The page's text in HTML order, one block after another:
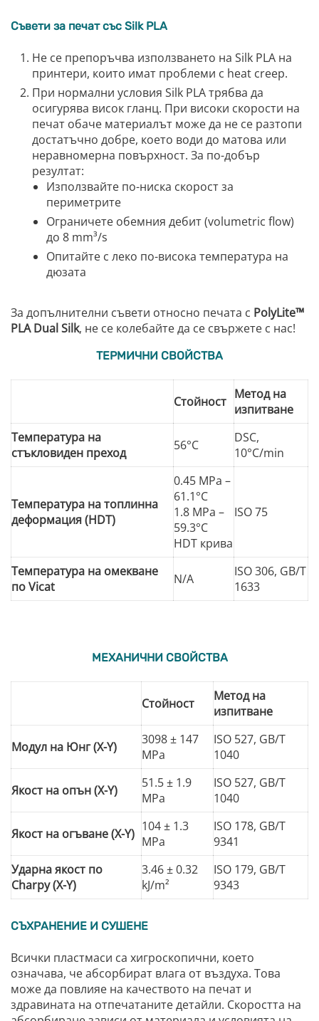
Съвети за печат със Silk PLA
Не се препоръчва използването на Silk PLA на
принтери, които имат проблеми с heat creep.
При нормални условия Silk PLA трябва да
осигурява висок гланц. При високи скорости на
печат обаче материалът може да не се разтопи
достатъчно добре, което води до матова или
неравномерна повърхност. За по-добър
резултат:
Използвайте по-ниска скорост за
периметрите
Ограничете обемния дебит (volumetric flow)
до 8 mm³/s
Опитайте с леко по-висока температура на
дюзата
За допълнителни съвети относно печата с PolyLite™
PLA Dual Silk, не се колебайте да се свържете с нас!
ТЕРМИЧНИ СВОЙСТВА
Стойност Метод на
изпитване
Температура на
стъкловиден преход
56°C
DSC,
10°C/min
Температура на топлинна
деформация (HDT)
0.45 MPa –
61.1°C
1.8 MPa –
59.3°C
HDT крива
ISO 75
Температура на омекване
по Vicat
N/A
ISO 306, GB/T
1633
МЕХАНИЧНИ СВОЙСТВА
Стойност
Метод на
изпитване
Модул на Юнг (X-Y)
3098 ± 147
MPa
ISO 527, GB/T
1040
Якост на опън (X-Y)
51.5 ± 1.9
MPa
ISO 527, GB/T
1040
Якост на огъване (X-Y) 104 ± 1.3
MPa
ISO 178, GB/T
9341
Ударна якост по
Charpy (X-Y)
3.46 ± 0.32
kJ/m²
ISO 179, GB/T
9343
СЪХРАНЕНИЕ И СУШЕНЕ
Всички пластмаси са хигроскопични, което
означава, че абсорбират влага от въздуха. Това
може да повлияе на качеството на печат и
здравината на отпечатаните детайли. Скоростта на